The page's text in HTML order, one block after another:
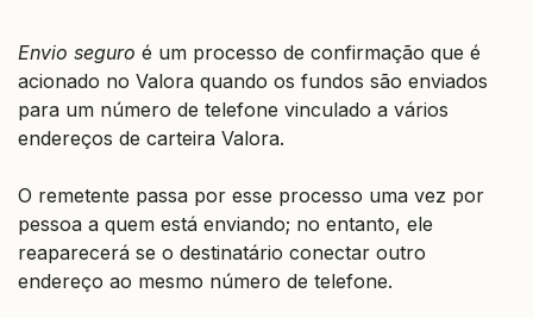
Envio seguro é um processo de confirmação que é
acionado no Valora quando os fundos são enviados
para um número de telefone vinculado a vários
endereços de carteira Valora.
O remetente passa por esse processo uma vez por
pessoa a quem está enviando; no entanto, ele
reaparecerá se o destinatário conectar outro
endereço ao mesmo número de telefone.